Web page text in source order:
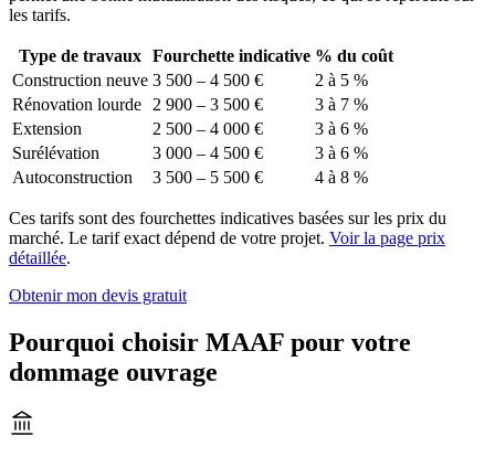
les tarifs.
Type de travaux Fourchette indicative % du coût
Construction neuve 3 500 – 4 500 €
2 à 5 %
Rénovation lourde
2 900 – 3 500 €
3 à 7 %
Extension
2 500 – 4 000 €
3 à 6 %
Surélévation
3 000 – 4 500 €
3 à 6 %
Autoconstruction
3 500 – 5 500 € 4 à 8 %
Ces tarifs sont des fourchettes indicatives basées sur les prix du
marché. Le tarif exact dépend de votre projet. Voir la page prix
détaillée.
Obtenir mon devis gratuit
Pourquoi choisir MAAF pour votre
dommage ouvrage